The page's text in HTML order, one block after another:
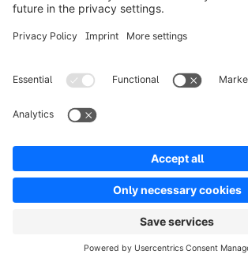
Digital Services Act (DSA)